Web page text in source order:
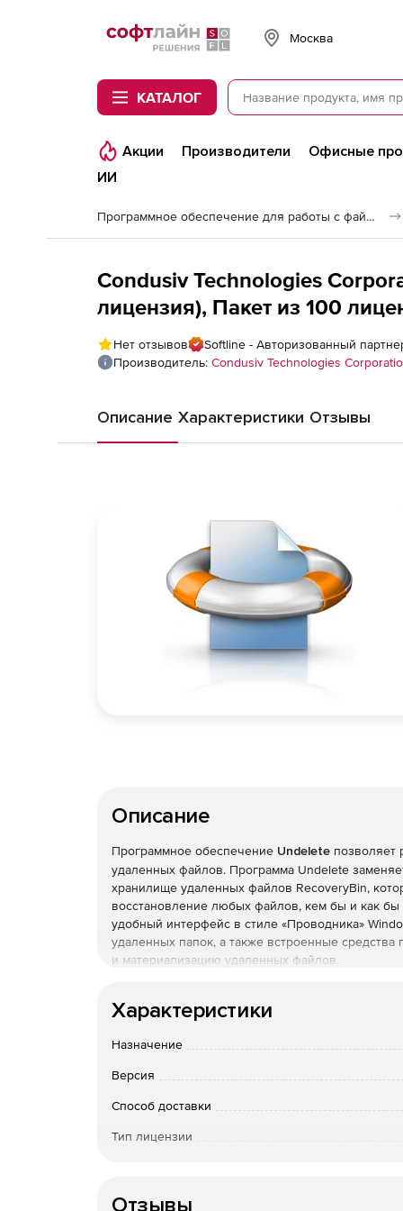
Softline
Москва
КАТАЛОГ
Акции Производители Офисные
ИИ
Программное обеспечение для работы с файлами и дисками
Condusiv Technologies
лицензия), Пакет из 100
Нет отзывов
Softline - Авторизованный
Производитель: Condusiv Technologies
Описание Характеристики Отзывы
Описание
Программное обеспечение Undelete
удаленных файлов. Программа Undelete
хранилище удаленных файлов RecoveryBin,
восстановление любых файлов, кем бы и как
удобный интерфейс в стиле «Проводника»
удаленных папок, а также встроенные
и материализацию удаленных файлов.
достаточно выделить мышкой нужный файл,
воспользоваться функциями предварительного
мере добавления или переноса новых
подстраивается под новые условия работы.
Основные возможности:
Характеристики
Назначение
Версия
Способ доставки
Тип лицензии
Отзывы